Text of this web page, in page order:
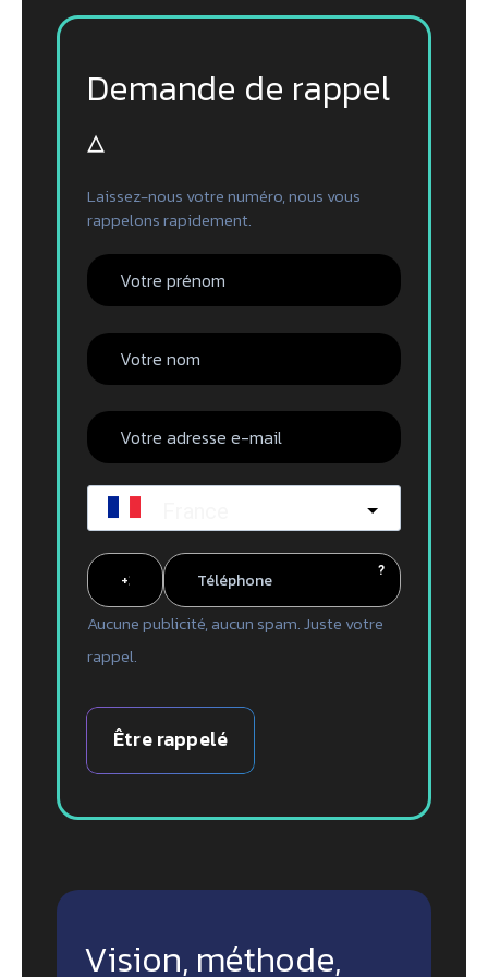
Demande de rappel
▵
Laissez-nous votre numéro, nous vous
rappelons rapidement.
?
Aucune publicité, aucun spam. Juste votre
rappel.
Être rappelé
Vision, méthode,